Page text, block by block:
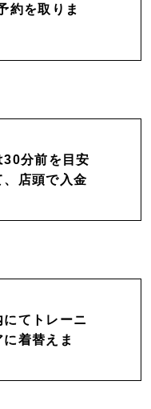
約を取りま
30分前を目安
、店頭で入金
てトレーニ
着替えま